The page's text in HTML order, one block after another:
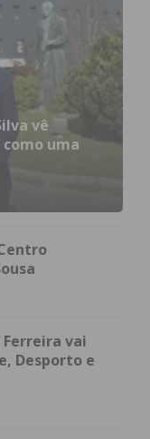
vê
como uma
Ferreira vai
Desporto e